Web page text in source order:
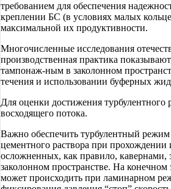
требованием для обеспечения
креплении БС (в условиях малых
максимальной их продуктивности.
Многочисленные исследования
производственная практика
тампонаж-ным в заколонном
течения и использовании буферных
Для оценки достижения турбулентного
восходящего потока.
Важно обеспечить турбулентный
цементного раствора при
осложненных, как правило, кавернами,
заколонном пространстве. На конечном
может происходить при ламинарном